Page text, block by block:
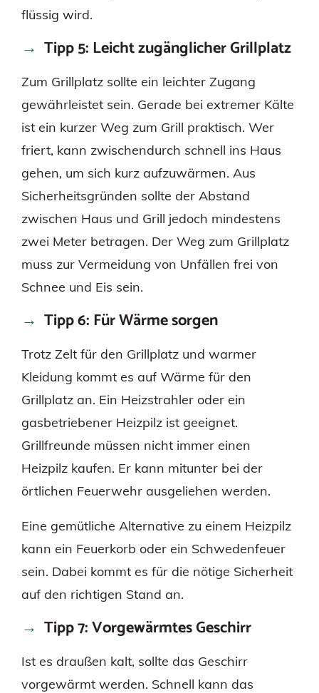
flüssig wird.
Tipp 5: Leicht zugänglicher Grillplatz
Zum Grillplatz sollte ein leichter Zugang
gewährleistet sein. Gerade bei extremer Kälte
ist ein kurzer Weg zum Grill praktisch. Wer
friert, kann zwischendurch schnell ins Haus
gehen, um sich kurz aufzuwärmen. Aus
Sicherheitsgründen sollte der Abstand
zwischen Haus und Grill jedoch mindestens
zwei Meter betragen. Der Weg zum Grillplatz
muss zur Vermeidung von Unfällen frei von
Schnee und Eis sein.
Tipp 6: Für Wärme sorgen
Trotz Zelt für den Grillplatz und warmer
Kleidung kommt es auf Wärme für den
Grillplatz an. Ein Heizstrahler oder ein
gasbetriebener Heizpilz ist geeignet.
Grillfreunde müssen nicht immer einen
Heizpilz kaufen. Er kann mitunter bei der
örtlichen Feuerwehr ausgeliehen werden.
Eine gemütliche Alternative zu einem Heizpilz
kann ein Feuerkorb oder ein Schwedenfeuer
sein. Dabei kommt es für die nötige Sicherheit
auf den richtigen Stand an.
Tipp 7: Vorgewärmtes Geschirr
Ist es draußen kalt, sollte das Geschirr
vorgewärmt werden. Schnell kann das